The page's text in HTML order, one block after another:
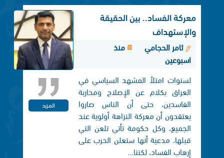
معركة الفساد.. بين الحقيقة
والإستهداف
ثامر الحجامي
منذ
اسبوعين
لسنوات امتلأ المشهد السياسي في
العراق بكلام عن الإصلاح ومحاربة
الفاسدين، حتى أن الناس صاروا
يعتقدون أن معركة النزاهة أولوية عند
الجميع، وكل حكومة تأتي تلعن التي
قبلها، مدعية أنها ستعلن الحرب على
إرهاب الفساد، لكننا...
المزيد